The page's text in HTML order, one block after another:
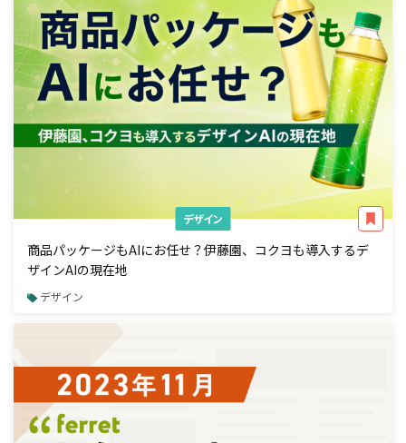
デザイン
商品パッケージもAIにお任せ？伊藤園、コクヨも導入するデ
ザインAIの現在地
デザイン